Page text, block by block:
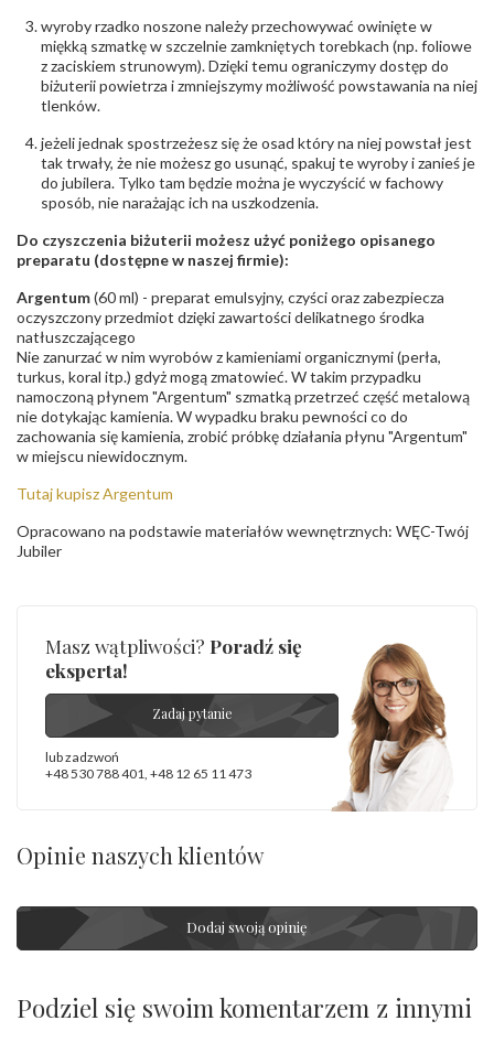
INNE PARAMETRY
Producent
odpowiedzialny :
WĘC-Twój Jubiler S.C. Artur Węc, Małgorzata
Suchan, ul. Kurczaba 3, 30-868 Kraków; NIP:
679-25-92-107; sklep@wec.com.pl
Bezpieczeństwo
- rodzaj
ostrzeżenia:
Elementy w wyrobie wykonane z białego złota
zawierają nikiel
wyroby rzadko noszone należy przechowywać owinięte w
miękką szmatkę w szczelnie zamkniętych torebkach (np. foliowe
z zaciskiem strunowym). Dzięki temu ograniczymy dostęp do
biżuterii powietrza i zmniejszymy możliwość powstawania na niej
tlenków.
jeżeli jednak spostrzeżesz się że osad który na niej powstał jest
tak trwały, że nie możesz go usunąć, spakuj te wyroby i zanieś je
do jubilera. Tylko tam będzie można je wyczyścić w fachowy
sposób, nie narażając ich na uszkodzenia.
Do czyszczenia biżuterii możesz użyć poniżego opisanego
preparatu (dostępne w naszej firmie):
Argentum(60 ml) - preparat emulsyjny, czyści oraz zabezpiecza
oczyszczony przedmiot dzięki zawartości delikatnego środka
natłuszczającego
Nie zanurzać w nim wyrobów z kamieniami organicznymi (perła,
turkus, koral itp.) gdyż mogą zmatowieć. W takim przypadku
namoczoną płynem "Argentum" szmatką przetrzeć część metalową
nie dotykając kamienia. W wypadku braku pewności co do
zachowania się kamienia, zrobić próbkę działania płynu "Argentum"
w miejscu niewidocznym.
Tutaj kupisz Argentum
Opracowano na podstawie materiałów wewnętrznych: WĘC-Twój
Jubiler
Masz wątpliwości? Poradź się
eksperta!
Zadaj pytanie
lub zadzwoń
+48 530 788 401, +48 12 65 11 473
Opinie naszych klientów
Dodaj swoją opinię
Podziel się swoim komentarzem z innymi